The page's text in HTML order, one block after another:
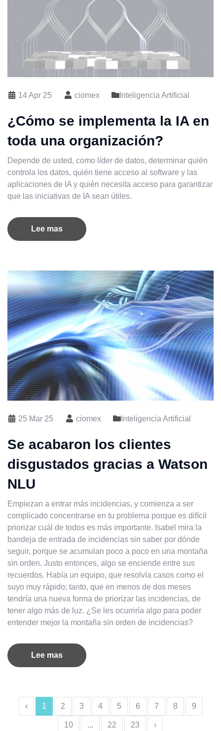
14 Apr 25 ciomex Inteligencia Artificial
¿Cómo se implementa la IA en
toda una organización?
Depende de usted, como líder de datos, determinar quién
controla los datos, quién tiene acceso al software y las
aplicaciones de IA y quién necesita acceso para garantizar
que las iniciativas de IA sean útiles.
Lee mas
25 Mar 25 ciomex Inteligencia Artificial
Se acabaron los clientes
disgustados gracias a Watson
NLU
Empiezan a entrar más incidencias, y comienza a ser
complicado concentrarse en tu problema porque es difícil
priorizar cuál de todos es más importante. Isabel mira la
bandeja de entrada de incidencias sin saber por dónde
seguir, porque se acumulan poco a poco en una montaña
sin orden. Justo entonces, algo se enciende entre sus
recuerdos. Había un equipo, que resolvía casos como el
suyo muy rápido; tanto, que en menos de dos meses
tendría una nueva forma de priorizar las incidencias, de
tener algo más de luz. ¿Se les ocurriría algo para poder
entender mejor la montaña sin orden de incidencias?
Lee mas
‹ 1 2 3 4 5 6 7 8 9
10 ... 22 23 ›